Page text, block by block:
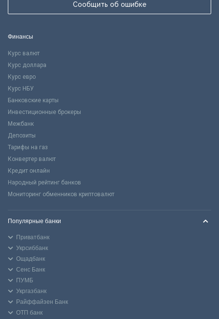
Сообщить об ошибке
Финансы
Курс валют
Курс доллара
Курс евро
Курс НБУ
Банковские карты
Инвестиционные брокеры
Межбанк
Депозиты
Тарифы на газ
Конвертер валют
Кредит онлайн
Народный рейтинг банков
Мониторинг обменников криптовалют
Популярные банки
Приватбанк
Укрсиббанк
Ощадбанк
Сенс Банк
ПУМБ
Укргазбанк
Райффайзен Банк
ОТП банк